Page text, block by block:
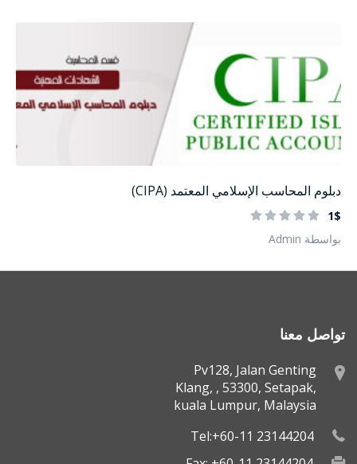
دبلوم المحاسب الإسلامي المعتمد (CIPA)
1$
بواسطة Admin
تواصل معنا
Pv128, Jalan Genting
Klang, , 53300, Setapak,
kuala Lumpur, Malaysia
Tel:+60-11 23144204